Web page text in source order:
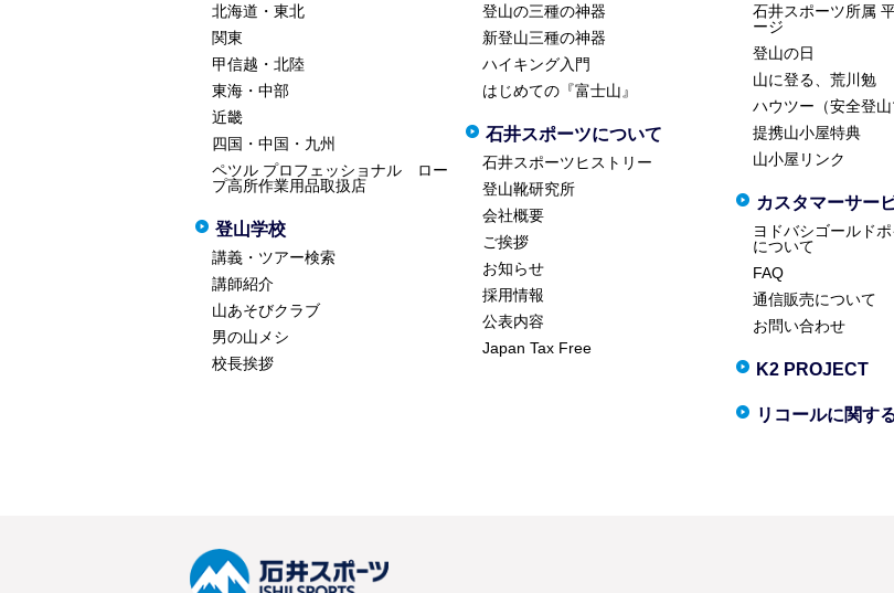
北海道・東北
関東
甲信越・北陸
東海・中部
近畿
四国・中国・九州
ペツル プロフェッショナル ロー
プ高所作業用品取扱店
登山学校
講義・ツアー検索
講師紹介
山あそびクラブ
男の山メシ
校長挨拶
登山の三種の神器
新登山三種の神器
ハイキング入門
はじめての『富士山』
石井スポーツについて
石井スポーツヒストリー
登山靴研究所
会社概要
ご挨拶
お知らせ
採用情報
公表内容
Japan Tax Free
石井スポーツ所属
ージ
登山の日
山に登る、荒川勉
ハウツー（安全登山
提携山小屋特典
山小屋リンク
カスタマーサー
ヨドバシゴールド
について
FAQ
通信販売について
お問い合わせ
K2 PROJECT
リコールに関す